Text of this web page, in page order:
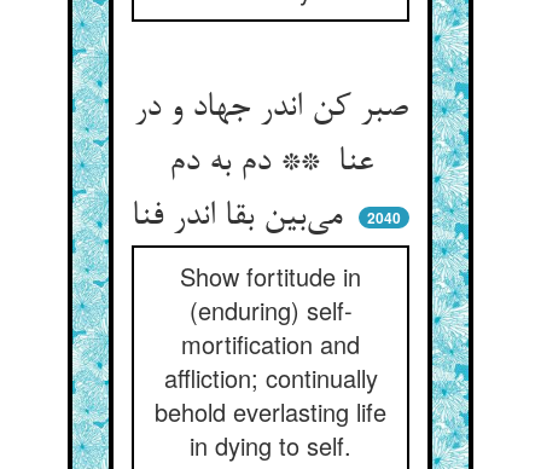
صبر کن اندر جهاد و در
عنا ** دم به دم
می‌بین بقا اندر فنا
2040
Show fortitude in
(enduring) self-
mortification and
affliction; continually
behold everlasting life
in dying to self.